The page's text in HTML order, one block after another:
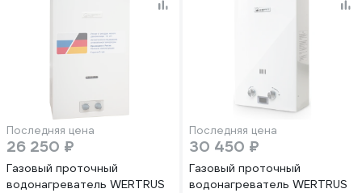
Последняя цена
26 250 ₽
Газовый проточный
водонагреватель WERTRUS
Последняя цена
30 450 ₽
Газовый проточный
водонагреватель WERTRUS